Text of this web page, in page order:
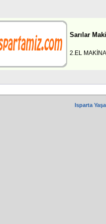
Sarılar
2.EL
Isparta